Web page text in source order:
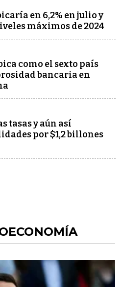
en 6,2% en julio y
máximos de 2024
como el sexto país
bancaria en
tasas y aún así
por $1,2 billones